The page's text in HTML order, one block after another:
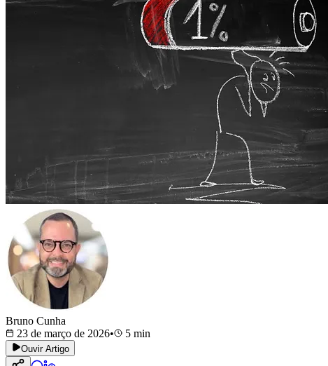
Bruno Cunha
23 de março de 2026• 5 min
Ouvir Artigo